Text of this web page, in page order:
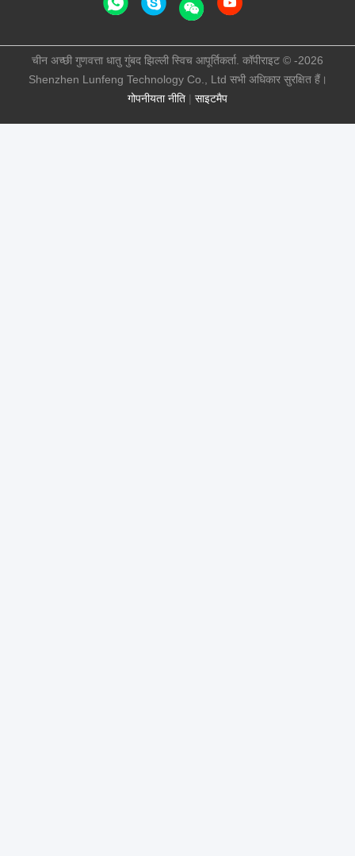
गोपनीयता नीति | साइटमैप
चीन अच्छी गुणवत्ता धातु गुंबद झिल्ली स्विच आपूर्तिकर्ता. कॉपीराइट © -2026
Shenzhen Lunfeng Technology Co., Ltd सभी अधिकार सुरक्षित हैं।